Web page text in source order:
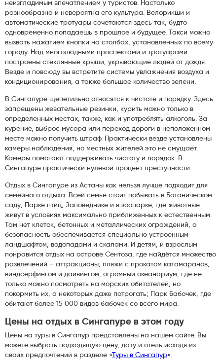
неизгладимым впечатлением у туристов. Настолько
разнообразна и невероятна его культура. Велорикши и
автоматические тротуары сочетаются здесь так, будто
одновременно попадаешь в прошлое и будущее. Такси можно
вызвать нажатием кнопки на столбах, установленных по всему
городу. Над многолюдными проспектами и тротуарами
построены стеклянные крыши, укрывающие людей от дождя.
Везде и повсюду вы встретите системы увлажнения воздуха и
кондиционирования, а также большое количество зелени.
В Сингапуре щепетильно относятся к чистоте и порядку. Здесь
запрещены жевательные резинки, курить можно только в
определенных местах, также, как и употреблять алкоголь. За
курение, выброс мусора или переход дороги в неположенном
месте можно получить штраф. Практически везде установлены
камеры наблюдения, но местных жителей это не смущает.
Камеры помогают поддерживать чистоту и порядок. В
Сингапуре практически нулевой процент преступности.
Отдых в Сингапуре из Астаны как нельзя лучше подходит для
семейного отдыха. Всей семье стоит побывать в Ботаническом
саду; Парке птиц; Заповеднике и в зоопарке, где животные
живут в условиях максимально приближенных к естественным.
Там нет клеток, бетонных и металлических ограждений, а
безопасность обеспечивается специально устроенным
ландшафтом, водопадами и скалами. И детям, и взрослым
понравится отдых на острове Сентоза, где найдётся множество
развлечений – аттракционы; пляжи с прокатом катамаранов,
виндсерфингом и дайвингом; огромный океанариум, где не
только можно посмотреть на морских обитателей, но
покормить их, а некоторых даже потрогать; Парк Бабочек, где
обитают более 15 000 видов бабочек со всего мира.
Цены на отдых в Сингапуре в этом году
Цены на туры в Сингапур представлены на нашем сайте. Вы
можете выбрать подходящую цену, дату и отель исходя из
своих предпочтений в разделе «Туры в Сингапур».